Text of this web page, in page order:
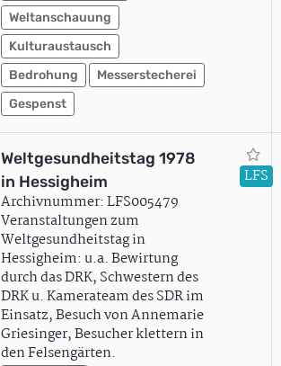
Weltanschauung
Kulturaustausch
Bedrohung
Messerstecherei
Gespenst
Weltgesundheitstag 1978
in Hessigheim
Archivnummer: LFS005479
Veranstaltungen zum
Weltgesundheitstag in
Hessigheim: u.a. Bewirtung
durch das DRK, Schwestern des
DRK u. Kamerateam des SDR im
Einsatz, Besuch von Annemarie
Griesinger, Besucher klettern in
den Felsengärten.
LFS